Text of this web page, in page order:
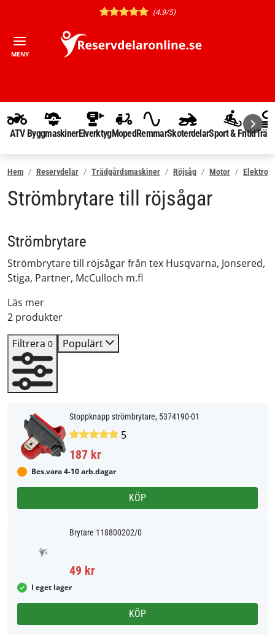
(4.9/5)
MENY
ATV ByggmaskinerElverktygMopedRemmarSkoterdelarSport & Fritid
Hem Reservdelar Trädgårdsmaskiner Röjsåg Motor
Strömbrytare till röjsågar
Strömbrytare
Strömbrytare till röjsågar från tex Husqvarna, Jonsered,
Stiga, Partner, McCulloch m.fl
Läs mer
2 produkter
Filtrera 0 Populärt
Stoppknapp strömbrytare, 5374190-01
5
187 kr
Bes.vara 4-10 arb.dagar
KÖP
Brytare 118800202/0
49 kr
I eget lager
KÖP